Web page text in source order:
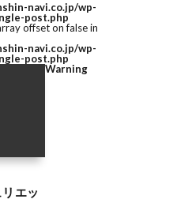
navi.co.jp/wp-
post.php
offset on false in
navi.co.jp/wp-
post.php
エッ
Warning